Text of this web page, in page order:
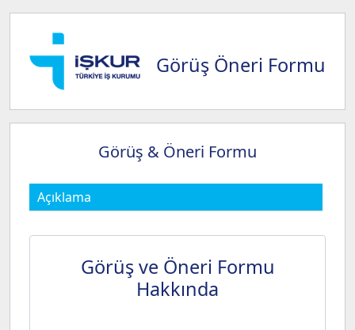
Görüş Öneri Formu
Görüş & Öneri Formu
Açıklama
Görüş ve Öneri Formu
Hakkında